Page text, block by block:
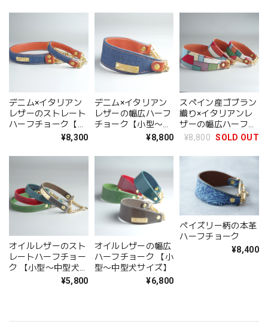
デニム×イタリアン
レザーのストレート
ハーフチョーク【小
型〜中型犬サイズ】
¥8,300
デニム×イタリアン
レザーの幅広ハーフ
チョーク【小型〜中
¥8,800
スペイン産ゴブラン
織り×イタリアンレ
ザーの幅広ハーフチ
ョーク【小型〜中型
¥8,800 SOLD OUT
オイルレザーのスト
レートハーフチョー
ク 【小型〜中型犬サ
¥5,800
オイルレザーの幅広
ハーフチョーク 【小
型〜中型犬サイズ】
¥6,800
ペイズリー柄の本革
ハーフチョーク
¥8,400